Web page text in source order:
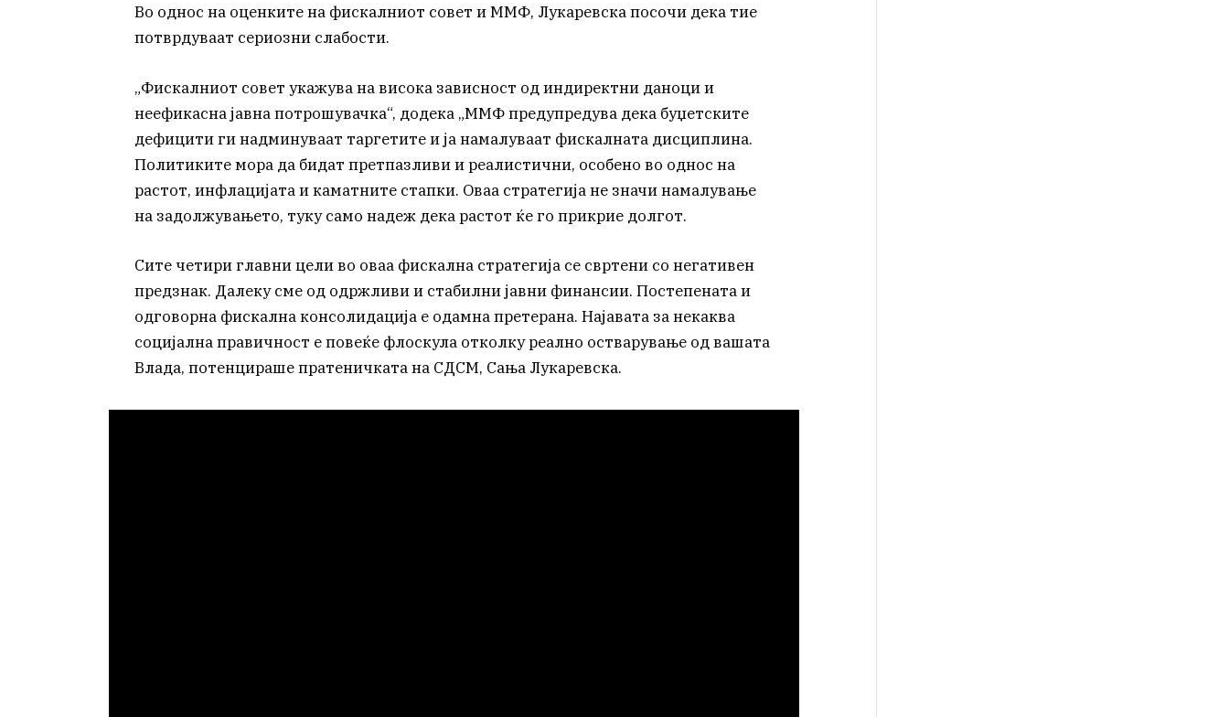
Во однос на оценките на фискалниот совет и ММФ, Лукаревска посочи дека тие
потврдуваат сериозни слабости.
„Фискалниот совет укажува на висока зависност од индиректни даноци и
неефикасна јавна потрошувачка“, додека „ММФ предупредува дека буџетските
дефицити ги надминуваат таргетите и ја намалуваат фискалната дисциплина.
Политиките мора да бидат претпазливи и реалистични, особено во однос на
растот, инфлацијата и каматните стапки. Оваа стратегија не значи намалување
на задолжувањето, туку само надеж дека растот ќе го прикрие долгот.
Сите четири главни цели во оваа фискална стратегија се свртени со негативен
предзнак. Далеку сме од одржливи и стабилни јавни финансии. Постепената и
одговорна фискална консолидација е одамна претерана. Најавата за некаква
социјална правичност е повеќе флоскула отколку реално остварување од вашата
Влада, потенцираше пратеничката на СДСМ, Сања Лукаревска.